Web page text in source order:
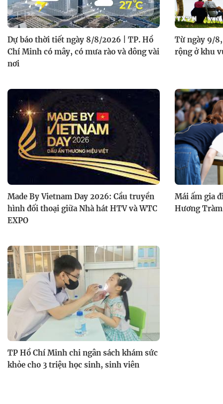
Dự báo thời tiết ngày 8/8/2026 | TP. Hồ
Chí Minh có mây, có mưa rào và dông vài
nơi
Từ ngày 9/
rộng ở khu
Made By Vietnam Day 2026: Cầu truyền
hình đối thoại giữa Nhà hát HTV và WTC
EXPO
Mái ấm gia
Hương
TP Hồ Chí Minh chi ngân sách khám sức
khỏe cho 3 triệu học sinh, sinh viên